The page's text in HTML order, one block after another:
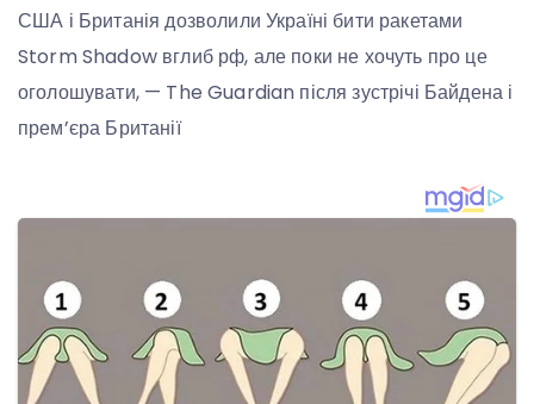
США і Британія дозволили Україні бити ракетами
Storm Shadow вглиб рф, але поки не хочуть про це
оголошувати, — The Guardian після зустрічі Байдена і
прем’єра Британії